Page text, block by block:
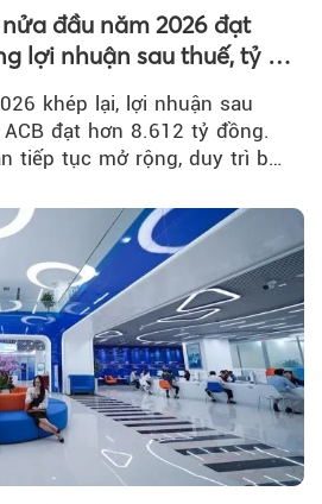
đầu năm 2026 đạt
lợi nhuận sau thuế, tỷ lệ
khép lại, lợi nhuận sau
đạt hơn 8.612 tỷ đồng.
tiếp tục mở rộng, duy trì bộ